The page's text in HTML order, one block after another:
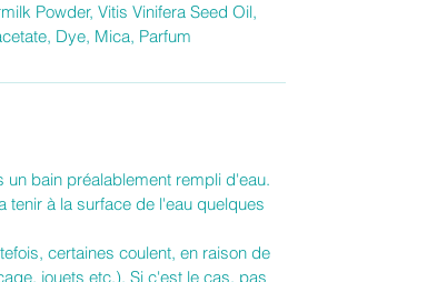
Powder, Vitis Vinifera Seed Oil,
Dye, Mica, Parfum
bain préalablement rempli d'eau.
à la surface de l'eau quelques
certaines coulent, en raison de
jouets etc.). Si c'est le cas, pas